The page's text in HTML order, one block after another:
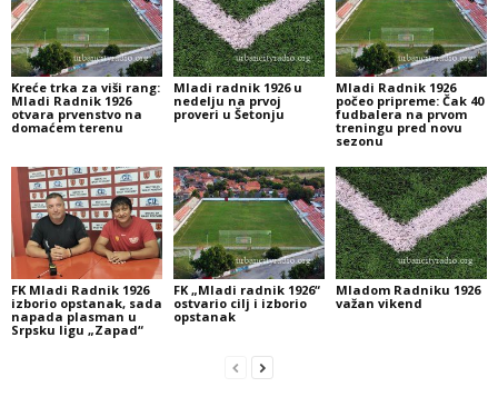
Kreće trka za viši rang:
Mladi Radnik 1926
otvara prvenstvo na
domaćem terenu
Mladi radnik 1926 u
nedelju na prvoj
proveri u Šetonju
Mladi Radnik 1926
počeo pripreme: Čak 40
fudbalera na prvom
treningu pred novu
sezonu
FK Mladi Radnik 1926
izborio opstanak, sada
napada plasman u
Srpsku ligu „Zapad“
FK „Mladi radnik 1926“
ostvario cilj i izborio
opstanak
Mladom Radniku 1926
važan vikend